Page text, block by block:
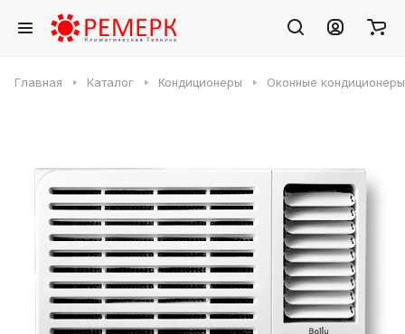
Главная Каталог Кондиционеры Оконные кондиционеры